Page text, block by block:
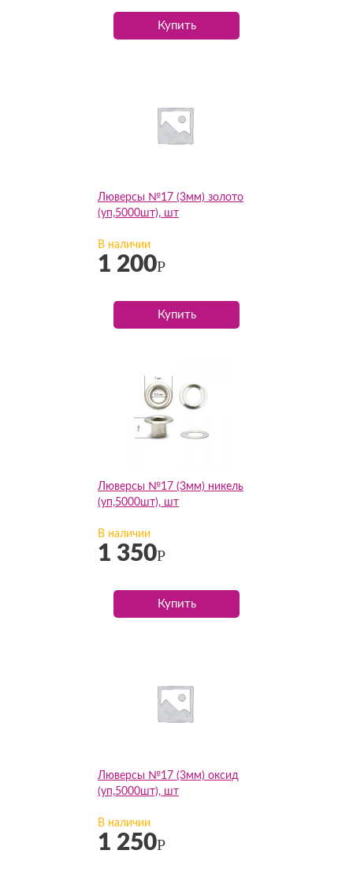
Купить
Люверсы №17 (3мм) золото
(уп,5000шт), шт
В наличии
1 200Р
Купить
Люверсы №17 (3мм) никель
(уп,5000шт), шт
В наличии
1 350Р
Купить
Люверсы №17 (3мм) оксид
(уп,5000шт), шт
В наличии
1 250Р